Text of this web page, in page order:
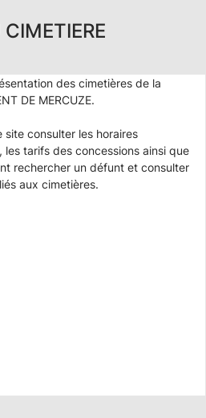
des cimetières de la
DE MERCUZE.
consulter les horaires
tarifs des concessions ainsi que
rechercher un défunt et consulter
aux cimetières.